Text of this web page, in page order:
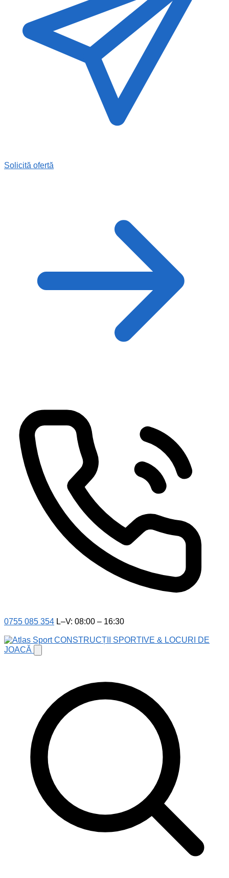
Solicită ofertă
0755 085 354 L–V: 08:00 – 16:30
CONSTRUCȚII SPORTIVE & LOCURI DE
JOACĂ